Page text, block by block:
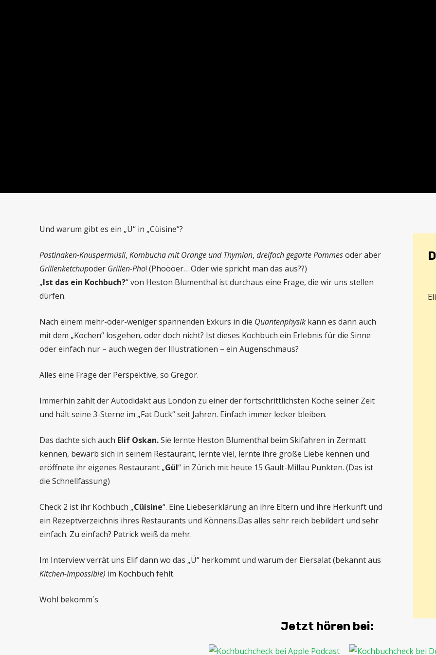
Und warum gibt es ein „Ü“ in „Cüisine“?
Pastinaken-Knuspermüsli, Kombucha mit Orange und Thymian, dreifach gegarte Pommesoder aber
Grillenketchupoder Grillen-Pho! (Phoööer… Oder wie spricht man das aus??)
„Ist das ein Kochbuch?“ von Heston Blumenthal ist durchaus eine Frage, die wir uns stellen
dürfen.
Nach einem mehr-oder-weniger spannenden Exkurs in die Quantenphysikkann es dann auch
mit dem „Kochen“ losgehen, oder doch nicht? Ist dieses Kochbuch ein Erlebnis für die Sinne
oder einfach nur – auch wegen der Illustrationen – ein Augenschmaus?
Alles eine Frage der Perspektive, so Gregor.
Immerhin zählt der Autodidakt aus London zu einer der fortschrittlichsten Köche seiner Zeit
und hält seine 3-Sterne im „Fat Duck“ seit Jahren. Einfach immer lecker bleiben.
Das dachte sich auch Elif Oskan.Sie lernte Heston Blumenthal beim Skifahren in Zermatt
kennen, bewarb sich in seinem Restaurant, lernte viel, lernte ihre große Liebe kennen und
eröffnete ihr eigenes Restaurant „Gül“ in Zürich mit heute 15 Gault-Millau Punkten. (Das ist
die Schnellfassung)
Check 2 ist ihr Kochbuch „Cüisine“. Eine Liebeserklärung an ihre Eltern und ihre Herkunft und
ein Rezeptverzeichnis ihres Restaurants und Könnens.Das alles sehr reich bebildert und sehr
einfach. Zu einfach? Patrick weiß da mehr.
Im Interview verrät uns Elif dann wo das „Ü“ herkommt und warum der Eiersalat (bekannt aus
Kitchen-Impossible) im Kochbuch fehlt.
Wohl bekomm´s
Jetzt hören bei: